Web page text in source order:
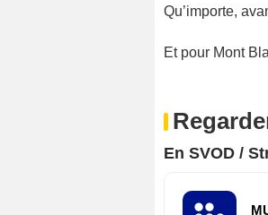
Qu’importe,
Et pour Mont
En SVOD /